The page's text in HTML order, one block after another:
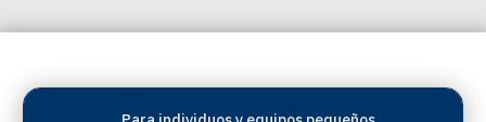
Capacidades del